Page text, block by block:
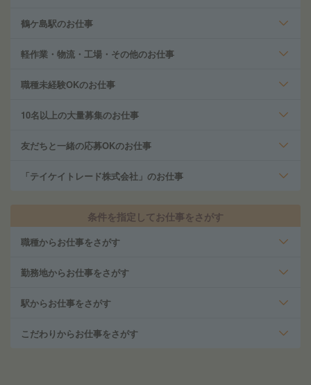
鶴ケ島駅のお仕事
軽作業・物流・工場・その他のお仕事
職種未経験OKのお仕事
10名以上の大量募集のお仕事
友だちと一緒の応募OKのお仕事
「テイケイトレード株式会社」のお仕事
条件を指定してお仕事をさがす
職種からお仕事をさがす
勤務地からお仕事をさがす
駅からお仕事をさがす
こだわりからお仕事をさがす